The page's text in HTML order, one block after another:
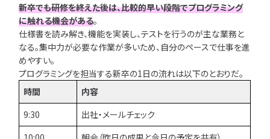
新卒でも研修を終えた後は、比較的早い段階でプログラミング
に触れる機会がある。
仕様書を読み解き、機能を実装し、テストを行うのが主な業務と
なる。集中力が必要な作業が多いため、自分のペースで仕事を進
めやすい。
プログラミングを担当する新卒の1日の流れは以下のとおりだ。
時間
内容
9:30
出社・メールチェック